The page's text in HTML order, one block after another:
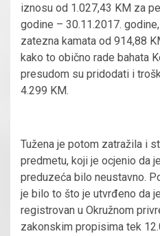
iznosu od 1.027,43 KM za
godine – 30.11.2017.
zatezna kamata od 914,88
kako to obično rade bahata
presudom su pridodati i
4.299 KM.
Tužena je potom zatražila i
predmetu, koji je ocjenio da
preduzeća bilo neustavno.
je bilo to što je utvrđeno da
registrovan u Okružnom
zakonskim propisima tek